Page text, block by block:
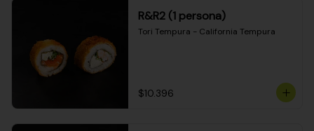
R&R2 (1 persona)
Tori Tempura - California Tempura
$10.396